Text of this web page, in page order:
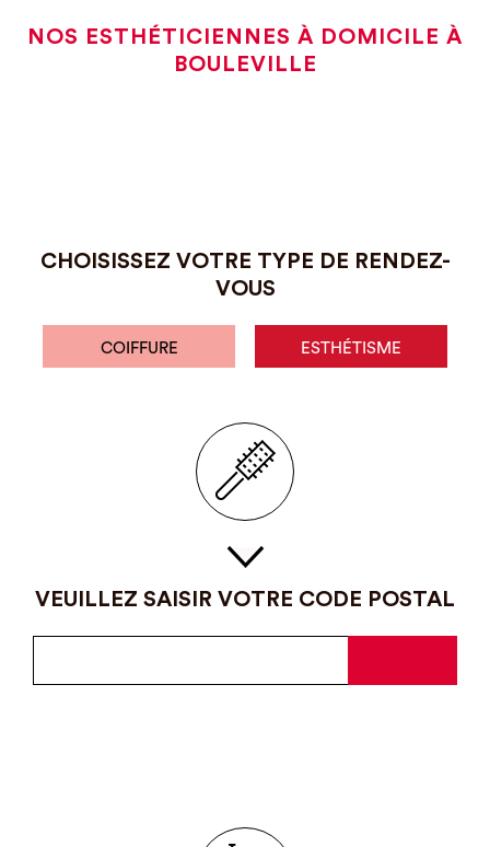
NOS ESTHÉTICIENNES À DOMICILE À
BOULEVILLE
CHOISISSEZ VOTRE TYPE DE RENDEZ-
VOUS
COIFFURE ESTHÉTISME
VEUILLEZ SAISIR VOTRE CODE POSTAL